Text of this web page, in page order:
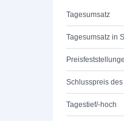
Tagesumsatz
Tagesumsatz in
Schlusspreis
Tagestief/-hoch